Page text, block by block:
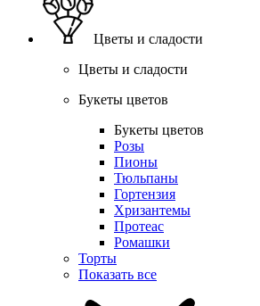
Цветы и сладости
Цветы и сладости
Букеты цветов
Букеты цветов
Розы
Пионы
Тюльпаны
Гортензия
Хризантемы
Протеас
Ромашки
Торты
Показать все